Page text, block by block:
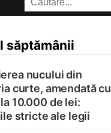
săptămânii
nucului din
curte, amendată cu
10.000 de lei:
stricte ale legii